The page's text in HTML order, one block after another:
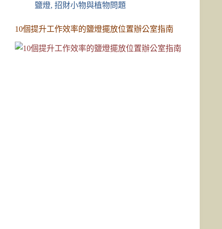
鹽燈, 招財小物與植物問題
10個提升工作效率的鹽燈擺放位置辦公室指南